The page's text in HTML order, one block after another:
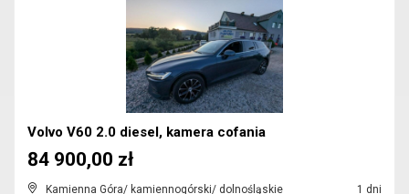
Volvo V60 2.0 diesel, kamera cofania
Kamienna Góra/ kamiennogórski/ dolnośląskie 1 dni
84 900,00 zł